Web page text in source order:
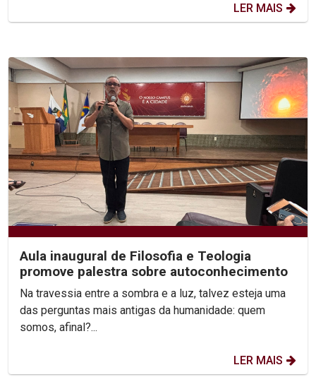
LER MAIS
Aula inaugural de Filosofia e Teologia
promove palestra sobre autoconhecimento
Na travessia entre a sombra e a luz, talvez esteja uma
das perguntas mais antigas da humanidade: quem
somos, afinal?...
LER MAIS